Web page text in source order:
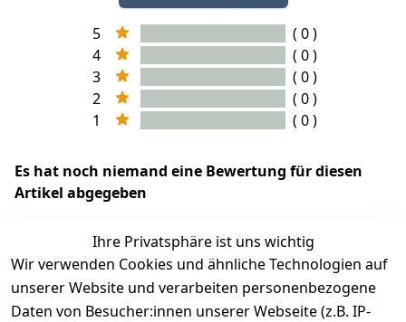
5
( 0 )
4
( 0 )
3
( 0 )
2
( 0 )
1
( 0 )
Es hat noch niemand eine Bewertung für diesen
Artikel abgegeben
EU-Verantwortliche Person - klicken Sie für Details
Ihre Privatsphäre ist uns wichtig
Wir verwenden Cookies und ähnliche Technologien auf
unserer Website und verarbeiten personenbezogene
Daten von Besucher:innen unserer Webseite (z.B. IP-